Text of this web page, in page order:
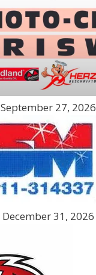
September 27, 2026
December 31, 2026